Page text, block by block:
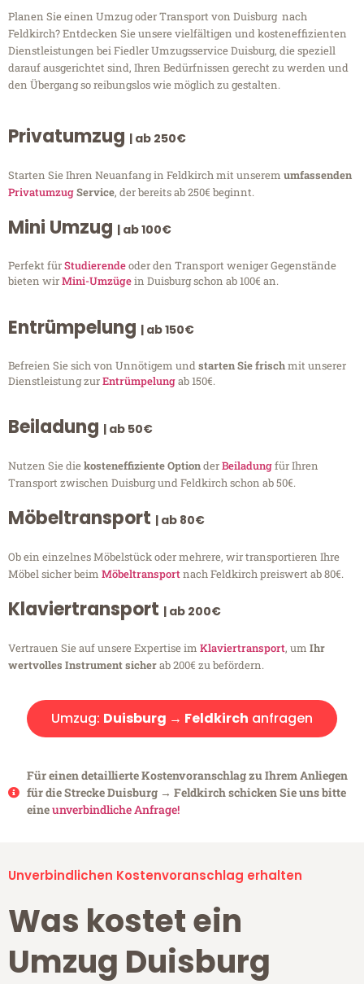
Planen Sie einen Umzug oder Transport von Duisburg nach
Feldkirch? Entdecken Sie unsere vielfältigen und kosteneffizienten
Dienstleistungen bei Fiedler Umzugsservice Duisburg, die speziell
darauf ausgerichtet sind, Ihren Bedürfnissen gerecht zu werden und
den Übergang so reibungslos wie möglich zu gestalten.
Privatumzug | ab 250€
Starten Sie Ihren Neuanfang in Feldkirch mit unserem umfassenden
PrivatumzugService, der bereits ab 250€ beginnt.
Mini Umzug | ab 100€
Perfekt fürStudierendeoder den Transport weniger Gegenstände
bieten wirMini-Umzügein Duisburg schon ab 100€ an.
Entrümpelung | ab 150€
Befreien Sie sich von Unnötigem undstarten Sie frischmit unserer
Dienstleistung zurEntrümpelungab 150€.
Beiladung | ab 50€
Nutzen Sie diekosteneffiziente OptionderBeiladungfür Ihren
Transport zwischen Duisburg und Feldkirch schon ab 50€.
Möbeltransport | ab 80€
Ob ein einzelnes Möbelstück oder mehrere, wir transportieren Ihre
Möbel sicher beim Möbeltransportnach Feldkirch preiswert ab 80€.
Klaviertransport | ab 200€
Vertrauen Sie auf unsere Expertise im Klaviertransport, um Ihr
wertvolles Instrument sicherab 200€ zu befördern.
Umzug: Duisburg → Feldkirch anfragen
Für einen detaillierte Kostenvoranschlag zu Ihrem Anliegen
für die Strecke Duisburg → Feldkirch schicken Sie uns bitte
eineunverbindliche Anfrage!
Unverbindlichen Kostenvoranschlag erhalten
Was kostet ein
Umzug Duisburg